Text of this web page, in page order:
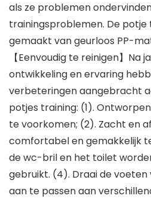
als ze problemen
trainingsproblemen. De potje
gemaakt van geurloos PP-
【Eenvoudig te reinigen】Na
ontwikkeling en ervaring
verbeteringen aangebracht
potjes training: (1).
te voorkomen; (2). Zacht en
comfortabel en gemakkelijk
de wc-bril en het toilet
gebruikt. (4). Draai de
aan te passen aan